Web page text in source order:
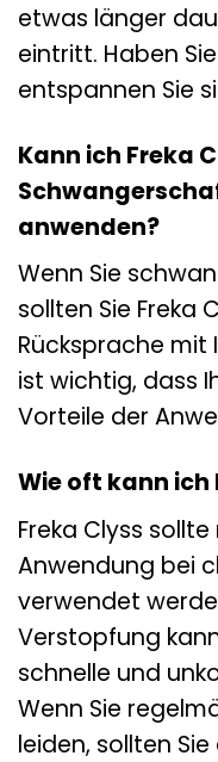
etwas länger
eintritt. Haben
entspannen Sie
Kann ich Freka
anwenden?
Wenn Sie
sollten Sie Freka
Rücksprache mit
ist wichtig, dass
Vorteile der
Wie oft kann ich
Freka Clyss
Anwendung bei
verwendet
Verstopfung
schnelle und
Wenn Sie
leiden, sollten